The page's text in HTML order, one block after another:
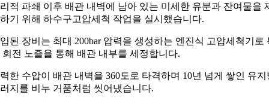
적 파쇄 이후 배관 내벽에 남아 있는 미세한 유분과 잔여물을
기 위해 하수구고압세척 작업을 실시했습니다.
된 장비는 최대 200bar 압력을 생성하는 엔진식 고압세척기로
회전 노즐을 통해 배관 내부를 세정합니다.
한 수압이 배관 내벽을 360도로 타격하며 10년 넘게 쌓인 유지
지를 비누 거품처럼 씻어냈습니다.